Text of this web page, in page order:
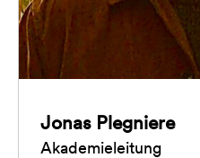
Jonas Plegniere
Akademieleitung